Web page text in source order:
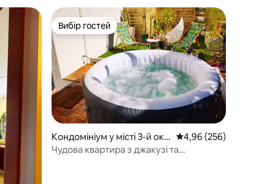
Вибір гостей
Вибір гостей
Кондомініум у місті 3-й окр
уг
Середня оцінка: 4,96 з
4,96 (256)
Чудова квартира з джакузі та